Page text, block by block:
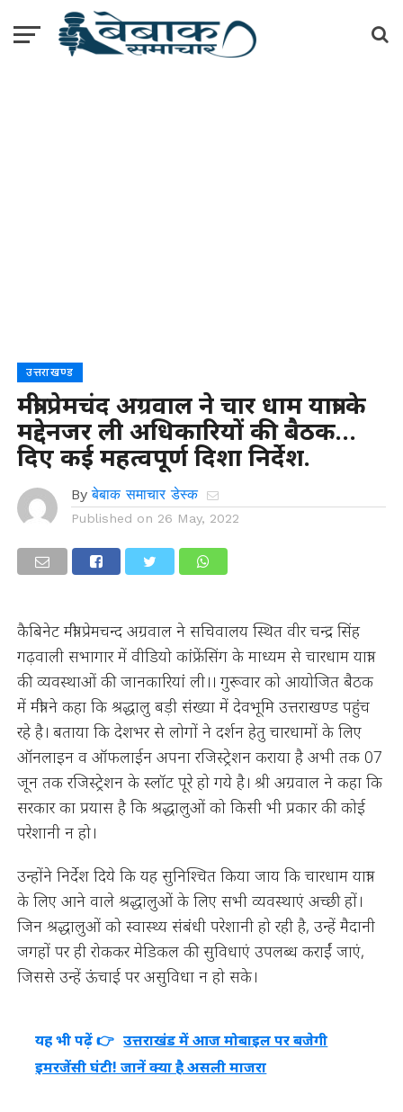
उत्तराखण्ड
मंत्री प्रेमचंद अग्रवाल ने चार धाम यात्रा के
मद्देनजर ली अधिकारियों की बैठक…
दिए कई महत्वपूर्ण दिशा निर्देश.
By बेबाक समाचार डेस्क
Published on 26 May, 2022
कैबिनेट मंत्री प्रेमचन्द अग्रवाल ने सचिवालय स्थित वीर चन्द्र सिंह
गढ़वाली सभागार में वीडियो कांफ्रेंसिंग के माध्यम से चारधाम यात्रा
की व्यवस्थाओं की जानकारियां ली।। गुरूवार को आयोजित बैठक
में मंत्री ने कहा कि श्रद्धालु बड़ी संख्या में देवभूमि उत्तराखण्ड पहुंच
रहे है। बताया कि देशभर से लोगों ने दर्शन हेतु चारधामों के लिए
ऑनलाइन व ऑफलाईन अपना रजिस्ट्रेशन कराया है अभी तक 07
जून तक रजिस्ट्रेशन के स्लॉट पूरे हो गये है। श्री अग्रवाल ने कहा कि
सरकार का प्रयास है कि श्रद्धालुओं को किसी भी प्रकार की कोई
परेशानी न हो।
उन्होंने निर्देश दिये कि यह सुनिश्चित किया जाय कि चारधाम यात्रा
के लिए आने वाले श्रद्धालुओं के लिए सभी व्यवस्थाएं अच्छी हों।
जिन श्रद्धालुओं को स्वास्थ्य संबंधी परेशानी हो रही है, उन्हें मैदानी
जगहों पर ही रोककर मेडिकल की सुविधाएं उपलब्ध कराईं जाएं,
जिससे उन्हें ऊंचाई पर असुविधा न हो सके।
यह भी पढ़ें 👉 उत्तराखंड में आज मोबाइल पर बजेगी
इमरजेंसी घंटी! जानें क्या है असली माजरा